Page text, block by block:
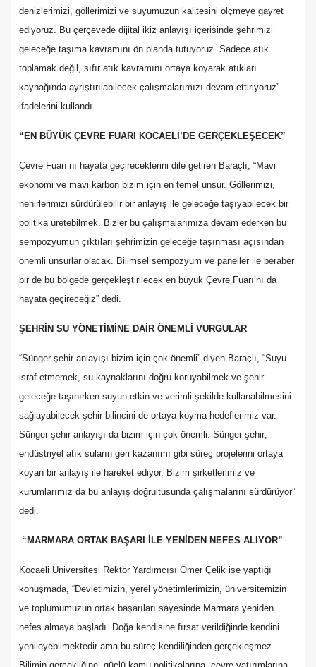
denizlerimizi, göllerimizi ve suyumuzun kalitesini ölçmeye gayret
ediyoruz. Bu çerçevede dijital ikiz anlayışı içerisinde şehrimizi
geleceğe taşıma kavramını ön planda tutuyoruz. Sadece atık
toplamak değil, sıfır atık kavramını ortaya koyarak atıkları
kaynağında ayrıştırılabilecek çalışmalarımızı devam ettiriyoruz”
ifadelerini kullandı.
“EN BÜYÜK ÇEVRE FUARI KOCAELİ’DE GERÇEKLEŞECEK”
Çevre Fuarı’nı hayata geçireceklerini dile getiren Baraçlı, “Mavi
ekonomi ve mavi karbon bizim için en temel unsur. Göllerimizi,
nehirlerimizi sürdürülebilir bir anlayış ile geleceğe taşıyabilecek bir
politika üretebilmek. Bizler bu çalışmalarımıza devam ederken bu
sempozyumun çıktıları şehrimizin geleceğe taşınması açısından
önemli unsurlar olacak. Bilimsel sempozyum ve paneller ile beraber
bir de bu bölgede gerçekleştirilecek en büyük Çevre Fuarı’nı da
hayata geçireceğiz” dedi.
ŞEHRİN SU YÖNETİMİNE DAİR ÖNEMLİ VURGULAR
“Sünger şehir anlayışı bizim için çok önemli” diyen Baraçlı, “Suyu
israf etmemek, su kaynaklarını doğru koruyabilmek ve şehir
geleceğe taşınırken suyun etkin ve verimli şekilde kullanabilmesini
sağlayabilecek şehir bilincini de ortaya koyma hedeflerimiz var.
Sünger şehir anlayışı da bizim için çok önemli. Sünger şehir;
endüstriyel atık suların geri kazanımı gibi süreç projelerini ortaya
koyan bir anlayış ile hareket ediyor. Bizim şirketlerimiz ve
kurumlarımız da bu anlayış doğrultusunda çalışmalarını sürdürüyor”
dedi.
“MARMARA ORTAK BAŞARI İLE YENİDEN NEFES ALIYOR”
Kocaeli Üniversitesi Rektör Yardımcısı Ömer Çelik ise yaptığı
konuşmada, “Devletimizin, yerel yönetimlerimizin, üniversitemizin
ve toplumumuzun ortak başarıları sayesinde Marmara yeniden
nefes almaya başladı. Doğa kendisine fırsat verildiğinde kendini
yenileyebilmektedir ama bu süreç kendiliğinden gerçekleşmez.